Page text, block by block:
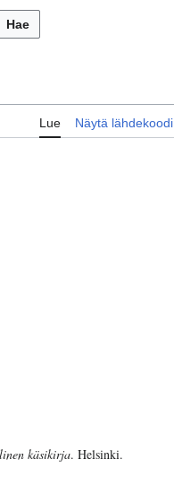
Hae
Lue Näytä lähdekoodi
käsikirja. Helsinki.